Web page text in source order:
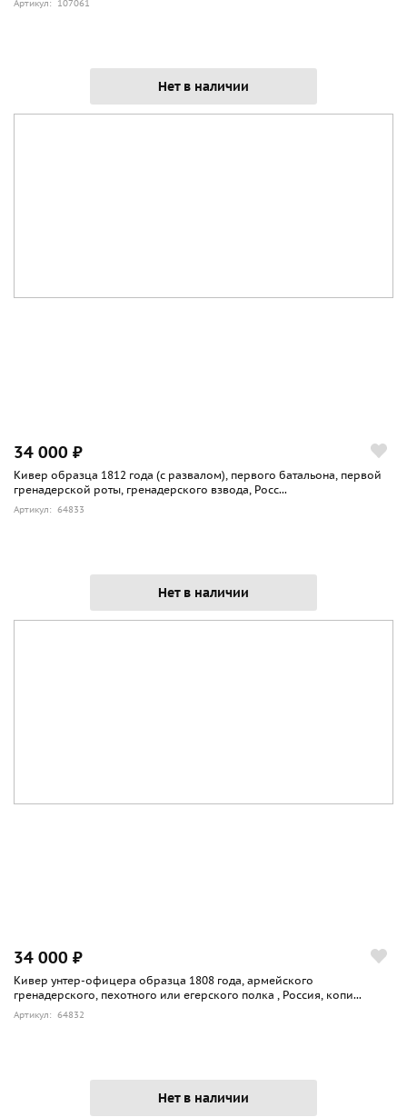
Артикул: 107061
Нет в наличии
34 000 ₽
Кивер образца 1812 года (с развалом), первого батальона, первой
гренадерской роты, гренадерского взвода, Росс...
Артикул: 64833
Нет в наличии
34 000 ₽
Кивер унтер-офицера образца 1808 года, армейского
гренадерского, пехотного или егерского полка , Россия, копи...
Артикул: 64832
Нет в наличии